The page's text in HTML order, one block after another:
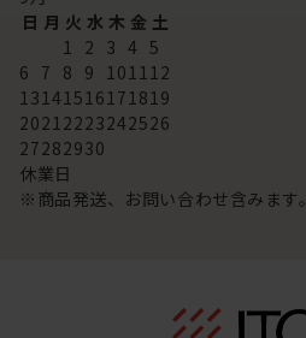
日 月 火 水 木 金 土
1 2 3 4 5
6 7 8 9 101112
13141516171819
20212223242526
27282930
休業日
※商品発送、お問い合わせ含みます。